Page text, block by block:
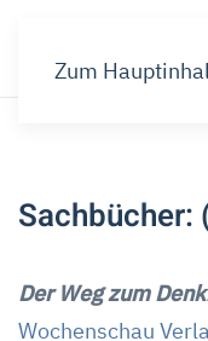
Zum
Sachbücher:
Der Weg zum
Wochenschau